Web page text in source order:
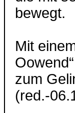
bewegt.
Mit
zum
(red.-